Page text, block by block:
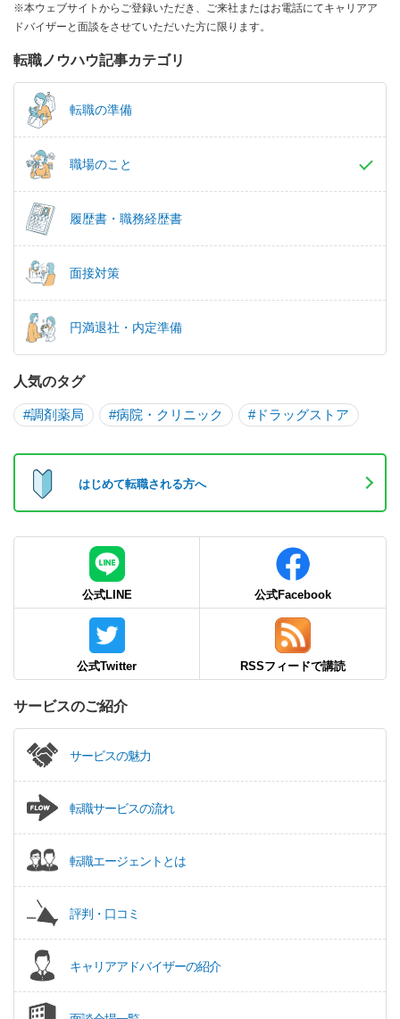
※本ウェブサイトからご登録いただき、ご来社またはお電話にてキャリアア
ドバイザーと面談をさせていただいた方に限ります。
転職ノウハウ記事カテゴリ
転職の準備
職場のこと
履歴書・職務経歴書
面接対策
円満退社・内定準備
人気のタグ
#調剤薬局 #病院・クリニック #ドラッグストア
はじめて転職される方へ
公式LINE 公式Facebook
公式Twitter RSSフィードで講読
サービスのご紹介
サービスの魅力
転職サービスの流れ
転職エージェントとは
評判・口コミ
キャリアアドバイザーの紹介